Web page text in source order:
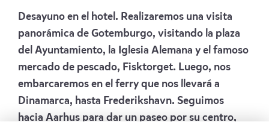
Desayuno en el hotel. Realizaremos una visita
panorámica de Gotemburgo, visitando la plaza
del Ayuntamiento, la Iglesia Alemana y el famoso
mercado de pescado, Fisktorget. Luego, nos
embarcaremos en el ferry que nos llevará a
Dinamarca, hasta Frederikshavn. Seguimos
hacia Aarhus para dar un paseo por su centro,